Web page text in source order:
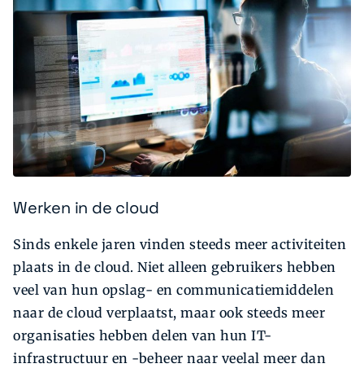
Werken in de cloud
Sinds enkele jaren vinden steeds meer activiteiten
plaats in de cloud. Niet alleen gebruikers hebben
veel van hun opslag- en communicatiemiddelen
naar de cloud verplaatst, maar ook steeds meer
organisaties hebben delen van hun IT-
infrastructuur en -beheer naar veelal meer dan